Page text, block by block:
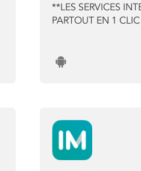
**LES SERVICES
PARTOUT EN 1